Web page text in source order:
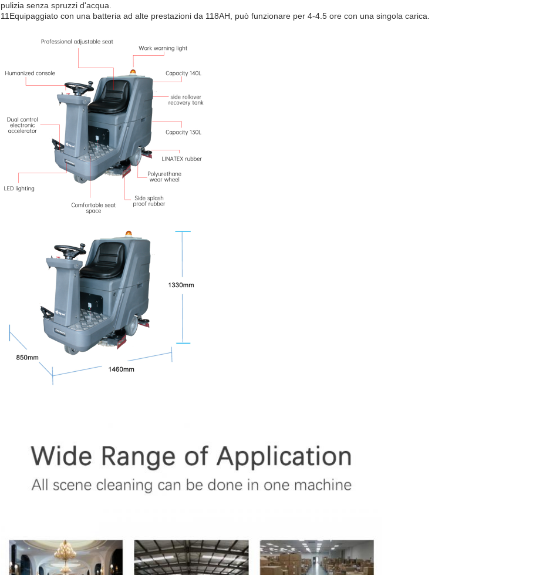
pulizia senza spruzzi d'acqua.
11Equipaggiato con una batteria ad alte prestazioni da 118AH, può funzionare per 4-4.5 ore con una singola carica.